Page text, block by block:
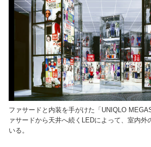
ファサードと内装を手がけた「UNIQLO
ァサードから天井へ続くLEDによって、室内外
いる。